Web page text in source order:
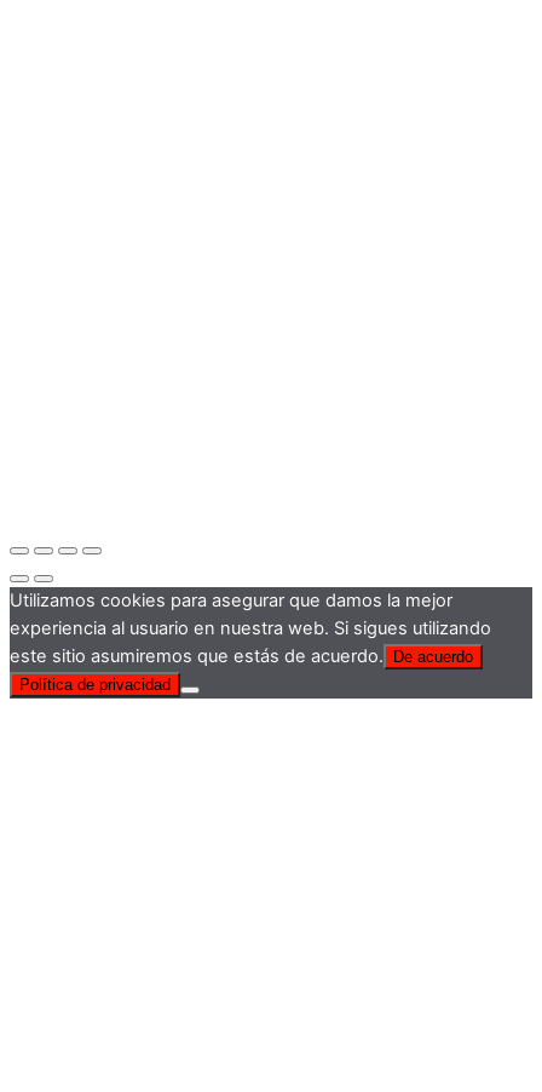
Utilizamos cookies para asegurar que damos la mejor
experiencia al usuario en nuestra web. Si sigues utilizando
este sitio asumiremos que estás de acuerdo.
De acuerdo
Política de privacidad